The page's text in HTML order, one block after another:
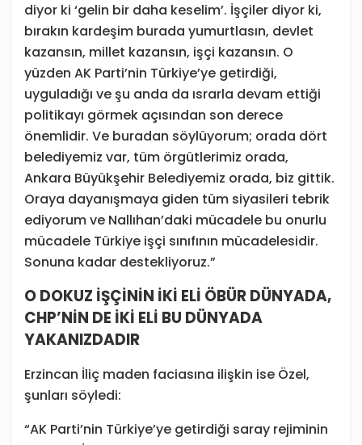
diyor ki ‘gelin bir daha keselim’. İşçiler diyor ki,
bırakın kardeşim burada yumurtlasın, devlet
kazansın, millet kazansın, işçi kazansın. O
yüzden AK Parti’nin Türkiye’ye getirdiği,
uyguladığı ve şu anda da ısrarla devam ettiği
politikayı görmek açısından son derece
önemlidir. Ve buradan söylüyorum; orada dört
belediyemiz var, tüm örgütlerimiz orada,
Ankara Büyükşehir Belediyemiz orada, biz gittik.
Oraya dayanışmaya giden tüm siyasileri tebrik
ediyorum ve Nallıhan’daki mücadele bu onurlu
mücadele Türkiye işçi sınıfının mücadelesidir.
Sonuna kadar destekliyoruz.”
O DOKUZ İŞÇİNİN İKİ ELİ ÖBÜR DÜNYADA,
CHP’NİN DE İKİ ELİ BU DÜNYADA
YAKANIZDADIR
Erzincan İliç maden faciasına ilişkin ise Özel,
şunları söyledi:
“AK Parti’nin Türkiye’ye getirdiği saray rejiminin